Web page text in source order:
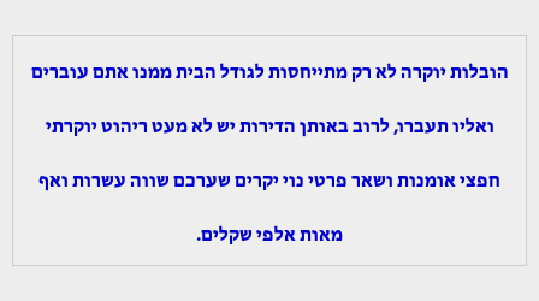
הובלות יוקרה לא רק מתייחסות לגודל הבית ממנו אתם עוברים
ואליו תעברו, לרוב באותן הדירות יש לא מעט ריהוט יוקרתי
חפצי אומנות ושאר פרטי נוי יקרים שערכם שווה עשרות ואף
מאות אלפי שקלים.